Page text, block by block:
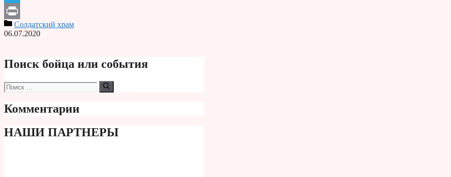
Telegram
PrintСолдатский храм
06.07.2020
Поиск бойца или события
Поиск:
Комментарии
НАШИ ПАРТНЕРЫ